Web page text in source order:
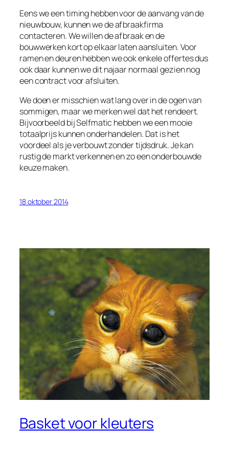
Eens we een timing hebben voor de aanvang van de
nieuwbouw, kunnen we de afbraakfirma
contacteren. We willen de afbraak en de
bouwwerken kort op elkaar laten aansluiten. Voor
ramen en deuren hebben we ook enkele offertes dus
ook daar kunnen we dit najaar normaal gezien nog
een contract voor afsluiten.
We doen er misschien wat lang over in de ogen van
sommigen, maar we merken wel dat het rendeert.
Bijvoorbeeld bij Selfmatic hebben we een mooie
totaalprijs kunnen onderhandelen. Dat is het
voordeel als je verbouwt zonder tijdsdruk. Je kan
rustig de markt verkennen en zo een onderbouwde
keuze maken.
18 oktober 2014
Basket voor kleuters